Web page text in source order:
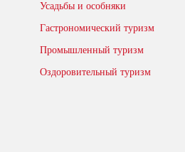
Усадьбы и особняки
Гастрономический туризм
Промышленный туризм
Оздоровительный туризм